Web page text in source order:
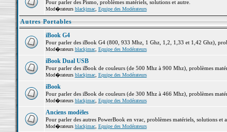
Pour parler des Pismo, problèmes matériels, solutions et autre.
Mod�rateurs blackjmac, Equipe des Modérateurs
Autres Portables
iBook G4
Pour parler des iBook G4 (800, 933 Mhz, 1 Ghz, 1,2, 1,33 et 1,42 Ghz),
Mod�rateurs blackjmac, Equipe des Modérateurs
iBook Dual USB
Pour parler des iBook de couleurs (de 500 Mhz à 900 Mhz), problèmes
Mod�rateurs blackjmac, Equipe des Modérateurs
iBook
Pour parler des iBook de couleurs (de 300 Mhz à 466 Mhz), problèmes
Mod�rateurs blackjmac, Equipe des Modérateurs
Anciens modèles
Pour parler des autres PowerBook en vrac, problèmes matériels, solutions et
Mod�rateurs blackjmac, Equipe des Modérateurs